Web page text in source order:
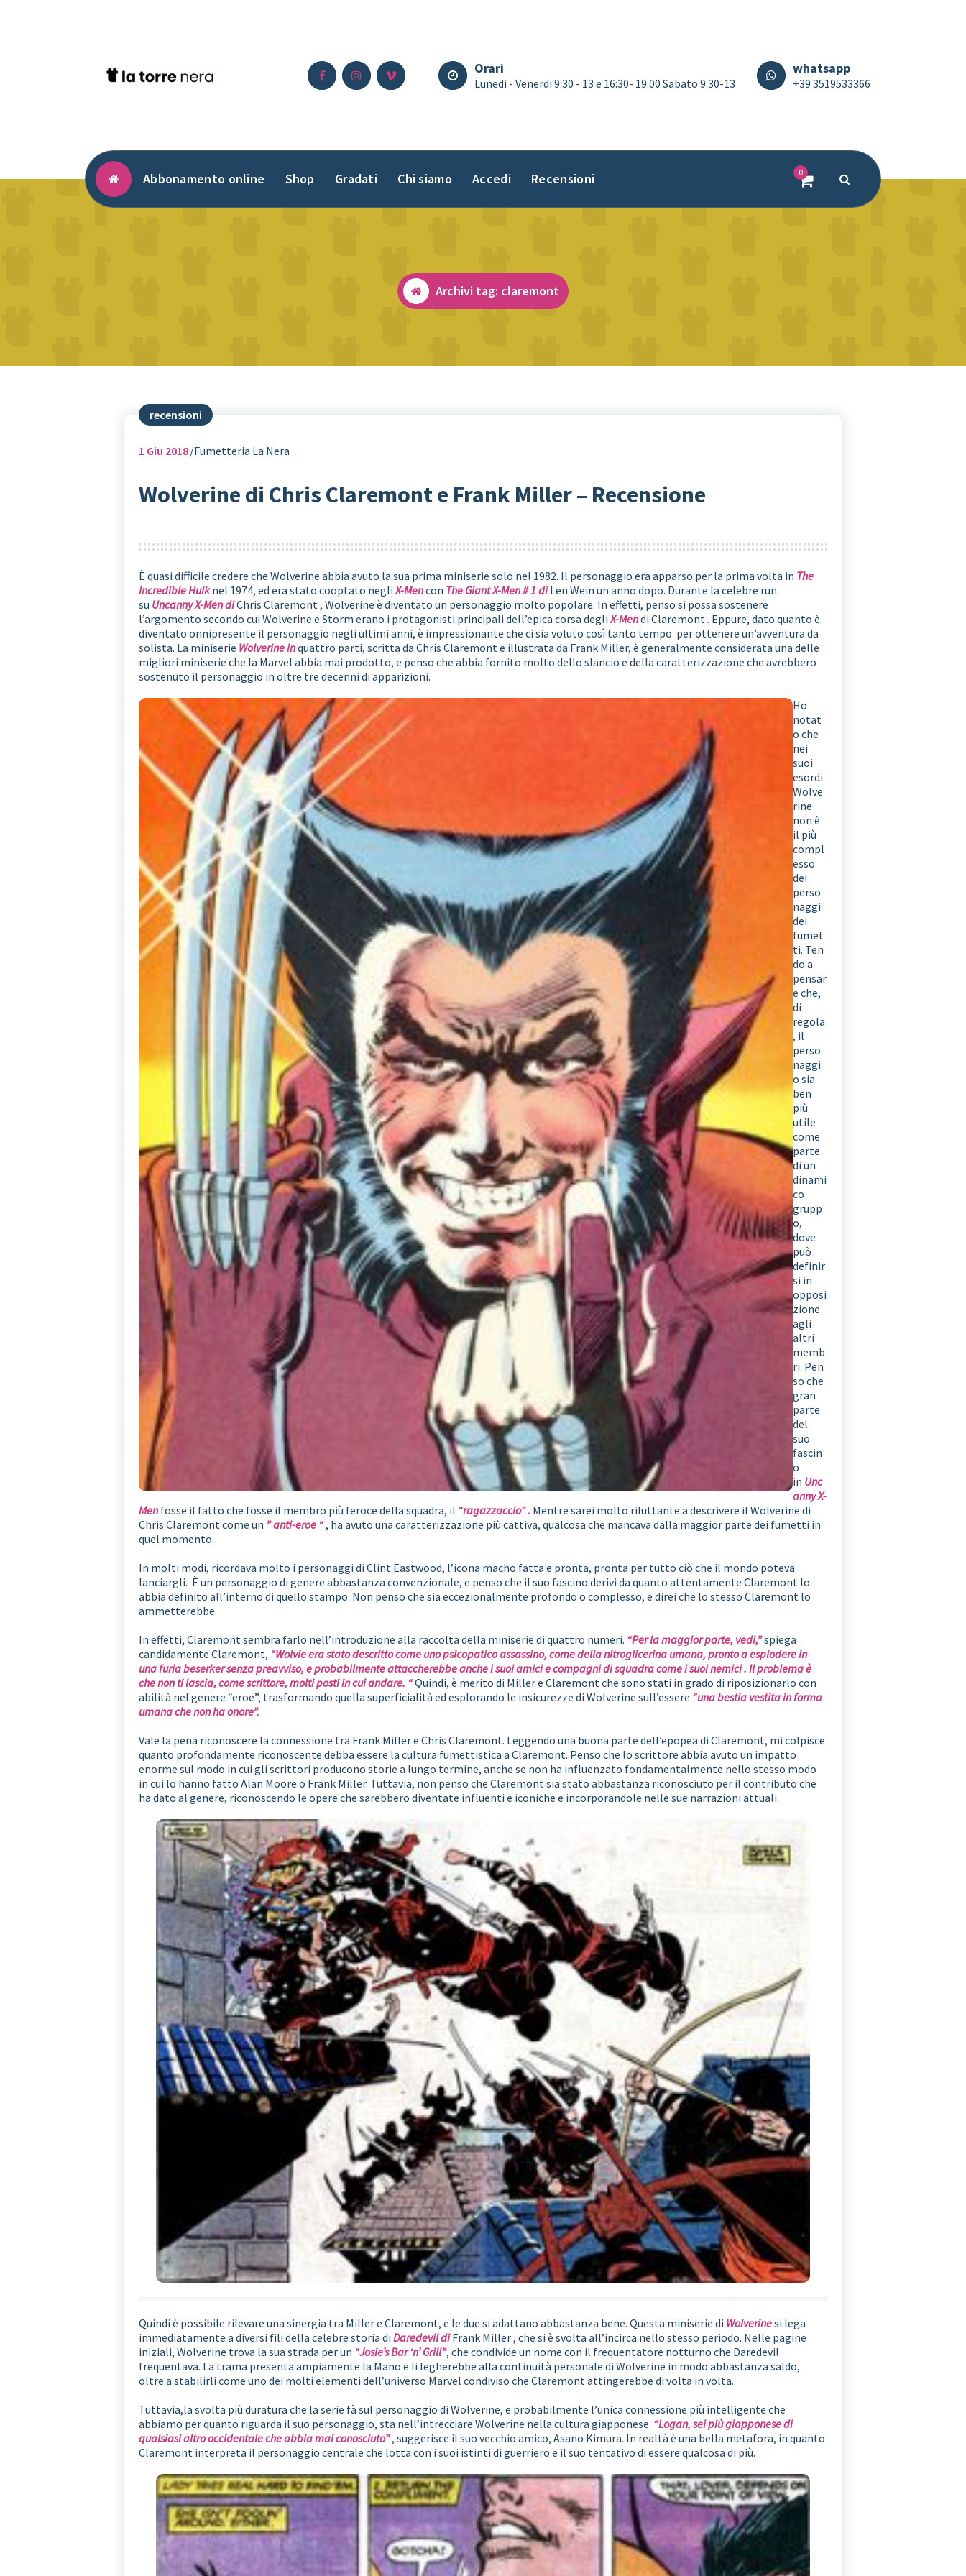
Orari
Lunedi - Venerdi 9:30 - 13 e 16:30- 19:00 Sabato 9:30-13
whatsapp
+39 3519533366
Abbonamento online Shop Gradati Chi siamo Accedi Recensioni 0
Archivi tag: claremont
recensioni
1 Giu 2018 Fumetteria La Nera
Wolverine di Chris Claremont e Frank Miller – Recensione
È quasi difficile credere che Wolverine abbia avuto la sua prima miniserie solo nel 1982. Il personaggio era apparso per la prima volta in The
Incredible Hulknel 1974, ed era stato cooptato negliX-Mencon The Giant X-Men # 1 diLen Wein un anno dopo. Durante la celebre run
su Uncanny X-Men diChris Claremont , Wolverine è diventato un personaggio molto popolare. In effetti, penso si possa sostenere
l’argomento secondo cui Wolverine e Storm erano i protagonisti principali dell’epica corsa degliX-Mendi Claremont . Eppure, dato quanto è
diventato onnipresente il personaggio negli ultimi anni, è impressionante che ci sia voluto così tanto tempo per ottenere un’avventura da
solista. La miniserie Wolverine inquattro parti, scritta da Chris Claremont e illustrata da Frank Miller, è generalmente considerata una delle
migliori miniserie che la Marvel abbia mai prodotto, e penso che abbia fornito molto dello slancio e della caratterizzazione che avrebbero
sostenuto il personaggio in oltre tre decenni di apparizioni.
Ho
notat
o che
nei
suoi
esordi
Wolve
rine
non è
il più
compl
esso
dei
perso
naggi
dei
fumet
ti. Ten
do a
pensar
e che,
di
regola
, il
perso
naggi
o sia
ben
più
utile
come
parte
di un
dinami
co
grupp
o,
dove
può
definir
si in
opposi
zione
agli
altri
memb
ri. Pen
so che
gran
parte
del
suo
fascin
o
in Unc
anny X-
Menfosse il fatto che fosse il membro più feroce della squadra, il “ragazzaccio”. Mentre sarei molto riluttante a descrivere il Wolverine di
Chris Claremont come un ” anti-eroe “, ha avuto una caratterizzazione più cattiva, qualcosa che mancava dalla maggior parte dei fumetti in
quel momento.
In molti modi, ricordava molto i personaggi di Clint Eastwood, l’icona macho fatta e pronta, pronta per tutto ciò che il mondo poteva
lanciargli. È un personaggio di genere abbastanza convenzionale, e penso che il suo fascino derivi da quanto attentamente Claremont lo
abbia definito all’interno di quello stampo. Non penso che sia eccezionalmente profondo o complesso, e direi che lo stesso Claremont lo
ammetterebbe.
In effetti, Claremont sembra farlo nell’introduzione alla raccolta della miniserie di quattro numeri. “Per la maggior parte, vedi,”spiega
candidamente Claremont, “Wolvie era stato descritto come uno psicopatico assassino, come della nitroglicerina umana, pronto a esplodere in
una furia beserker senza preavviso, e probabilmente attaccherebbe anche i suoi amici e compagni di squadra come i suoi nemici . Il problema è
che non ti lascia, come scrittore, molti posti in cui andare. “Quindi, è merito di Miller e Claremont che sono stati in grado di riposizionarlo con
abilità nel genere “eroe”, trasformando quella superficialità ed esplorando le insicurezze di Wolverine sull’essere “una bestia vestita in forma
umana che non ha onore”.
Vale la pena riconoscere la connessione tra Frank Miller e Chris Claremont. Leggendo una buona parte dell’epopea di Claremont, mi colpisce
quanto profondamente riconoscente debba essere la cultura fumettistica a Claremont. Penso che lo scrittore abbia avuto un impatto
enorme sul modo in cui gli scrittori producono storie a lungo termine, anche se non ha influenzato fondamentalmente nello stesso modo
in cui lo hanno fatto Alan Moore o Frank Miller. Tuttavia, non penso che Claremont sia stato abbastanza riconosciuto per il contributo che
ha dato al genere, riconoscendo le opere che sarebbero diventate influenti e iconiche e incorporandole nelle sue narrazioni attuali.
Quindi è possibile rilevare una sinergia tra Miller e Claremont, e le due si adattano abbastanza bene. Questa miniserie di Wolverinesi lega
immediatamente a diversi fili della celebre storia diDaredevil diFrank Miller , che si è svolta all’incirca nello stesso periodo. Nelle pagine
iniziali, Wolverine trova la sua strada per un “Josie’s Bar ‘n’ Grill”, che condivide un nome con il frequentatore notturno che Daredevil
frequentava. La trama presenta ampiamente la Mano e li legherebbe alla continuità personale di Wolverine in modo abbastanza saldo,
oltre a stabilirli come uno dei molti elementi dell’universo Marvel condiviso che Claremont attingerebbe di volta in volta.
Tuttavia,la svolta più duratura che la serie fà sul personaggio di Wolverine, e probabilmente l’unica connessione più intelligente che
abbiamo per quanto riguarda il suo personaggio, sta nell’intrecciare Wolverine nella cultura giapponese. “Logan, sei più giapponese di
qualsiasi altro occidentale che abbia mai conosciuto”, suggerisce il suo vecchio amico, Asano Kimura. In realtà è una bella metafora, in quanto
Claremont interpreta il personaggio centrale che lotta con i suoi istinti di guerriero e il suo tentativo di essere qualcosa di più.